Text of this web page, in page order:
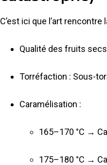
C’est ici que l’art
Qualité des fruits
Torréfaction : Sous-
Caramélisation :
165–170 °C →
175–180 °C →